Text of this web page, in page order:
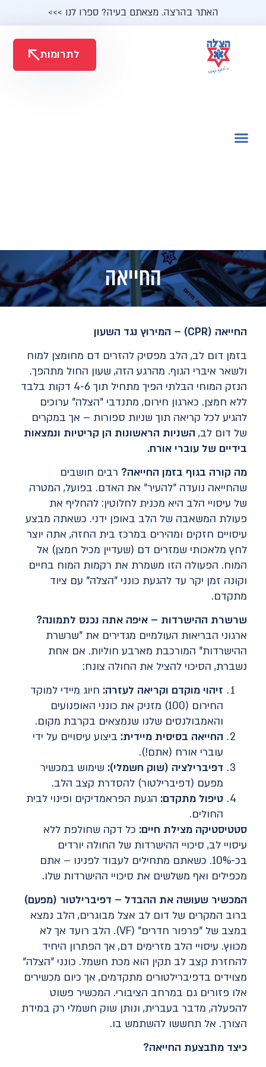
האתר בהרצה. מצאתם בעיה? ספרו לנו >>>
לתרומות
החייאה
החייאה (CPR) –
המירוץ נגד השעון
בזמן דום לב, הלב מפסיק להזרים דם מחומצן למוח
ולשאר איברי הגוף. מהרגע הזה, שעון החול מתהפך.
הנזק המוחי הבלתי הפיך מתחיל תוך 4-6 דקות בלבד
ללא חמצן. כארגון חירום, מתנדבי "הצלה" ערוכים
להגיע לכל קריאה תוך שניות ספורות – אך במקרים
של דום לב, השניות הראשונות הן קריטיות ונמצאות
בידיים של עוברי אורח.
מה קורה בגוף בזמן החייאה? רבים חושבים
שהחייאה נועדה "להעיר" את האדם. בפועל, המטרה
של עיסויי הלב היא מכנית לחלוטין: להחליף את
פעולת המשאבה של הלב באופן ידני. כשאתה מבצע
עיסויים חזקים ומהירים במרכז בית החזה, אתה יוצר
לחץ מלאכותי שמזרים דם (שעדיין מכיל חמצן) אל
המוח. הפעולה הזו משמרת את רקמות המוח בחיים
וקונה זמן יקר עד להגעת כונני "הצלה" עם ציוד
מתקדם.
שרשרת ההישרדות – איפה אתה נכנס לתמונה?
ארגוני הבריאות העולמיים מגדירים את "שרשרת
ההישרדות" המורכבת מארבע חוליות. אם אחת
נשברת, הסיכוי להציל את החולה צונח:
זיהוי מוקדם וקריאה לעזרה: חיוג מיידי למוקד
החירום (100) מזניק את כונני האופנועים
והאמבולנסים שלנו שנמצאים בקרבת מקום.
החייאה בסיסית מיידית: ביצוע עיסויים על ידי
עוברי אורח (אתם!).
דפיברילציה (שוק חשמלי): שימוש במכשיר
מפעם (דפיברילטור) להסדרת קצב הלב.
טיפול מתקדם: הגעת הפראמדיקים ופינוי לבית
החולים.
סטטיסטיקה מצילת חיים: כל דקה שחולפת ללא
עיסויי לב, סיכויי ההישרדות של החולה יורדים
בכ-10%. כשאתם מתחילים לעבוד לפנינו – אתם
מכפילים ואף משלשים את סיכויי ההישרדות שלו.
המכשיר שעושה את ההבדל – דפיברילטור (מפעם)
ברוב המקרים של דום לב אצל מבוגרים, הלב נמצא
במצב של "פרפור חדרים" (VF). הלב רועד אך לא
מכווץ. עיסויי הלב מזרימים דם, אך הפתרון היחיד
להחזרת קצב לב תקין הוא מכת חשמל. כונני "הצלה"
מצוידים בדפיברילטורים מתקדמים, אך כיום מכשירים
אלו פזורים גם במרחב הציבורי. המכשיר פשוט
להפעלה, מדבר בעברית, ונותן שוק חשמלי רק במידת
הצורך. אל תחששו להשתמש בו.
כיצד מתבצעת החייאה?